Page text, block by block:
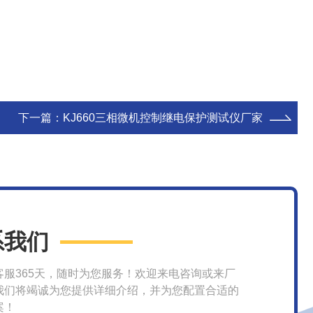
下一篇： KJ660三相微机控制继电保护测试仪厂家
们
服365天，随时为您服务！欢迎来电咨询或来厂
们将竭诚为您提供详细介绍，并为您配置合适的